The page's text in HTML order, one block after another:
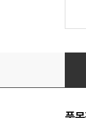
돈